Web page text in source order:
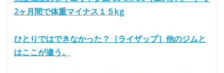
2ヶ月間で体重マイナス１５kg
ひとりではできなかった？［ライザップ］他のジムと
はここが違う。